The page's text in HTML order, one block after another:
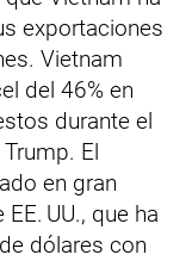
exportaciones
Vietnam
del 46% en
durante el
El
en gran
UU., que ha
dólares con